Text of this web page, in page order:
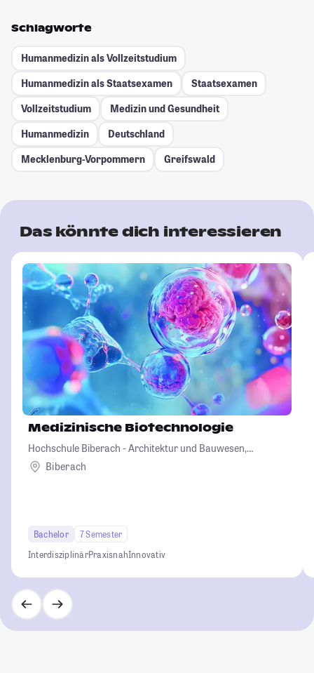
Schlagworte
Humanmedizin als Vollzeitstudium
Humanmedizin als Staatsexamen
Staatsexamen
Vollzeitstudium
Medizin und Gesundheit
Humanmedizin
Deutschland
Mecklenburg-Vorpommern
Greifswald
Das könnte dich interessieren
Medizinische Biotechnologie
Hochschule Biberach - Architektur und Bauwesen,
Betriebswirtschaft und Biotechnologie
Biberach
Bachelor
7 Semester
InterdisziplinärPraxisnahInnovativ